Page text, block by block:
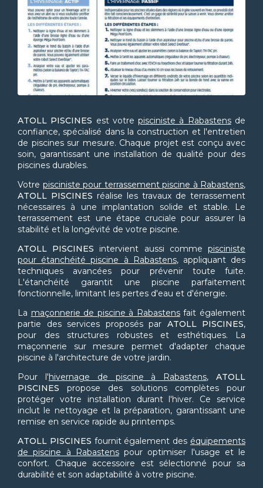
ATOLL PISCINES est votrepisciniste à Rabastensde
confiance, spécialisé dans la construction et l'entretien
de piscines sur mesure. Chaque projet est conçu avec
soin, garantissant une installation de qualité pour des
piscines durables.
Votre pisciniste pour terrassement piscine à Rabastens,
ATOLL PISCINES réalise les travaux de terrassement
nécessaires à une implantation solide et stable. Le
terrassement est une étape cruciale pour assurer la
stabilité et la longévité de votre piscine.
ATOLL PISCINES intervient aussi commepisciniste
pour étanchéité piscine à Rabastens, appliquant des
techniques avancées pour prévenir toute fuite.
L'étanchéité garantit une piscine parfaitement
fonctionnelle, limitant les pertes d'eau et d'énergie.
La maçonnerie de piscine à Rabastensfait également
partie des services proposés par ATOLL PISCINES,
pour des structures robustes et esthétiques. La
maçonnerie sur mesure permet d'adapter chaque
piscine à l'architecture de votre jardin.
Pour l'hivernage de piscine à Rabastens,ATOLL
PISCINES propose des solutions complètes pour
protéger votre installation durant l'hiver. Ce service
inclut le nettoyage et la préparation, garantissant une
remise en service rapide au printemps.
ATOLL PISCINES fournit également des équipements
de piscine à Rabastenspour optimiser l'usage et le
confort. Chaque accessoire est sélectionné pour sa
durabilité et son adaptabilité à votre piscine.